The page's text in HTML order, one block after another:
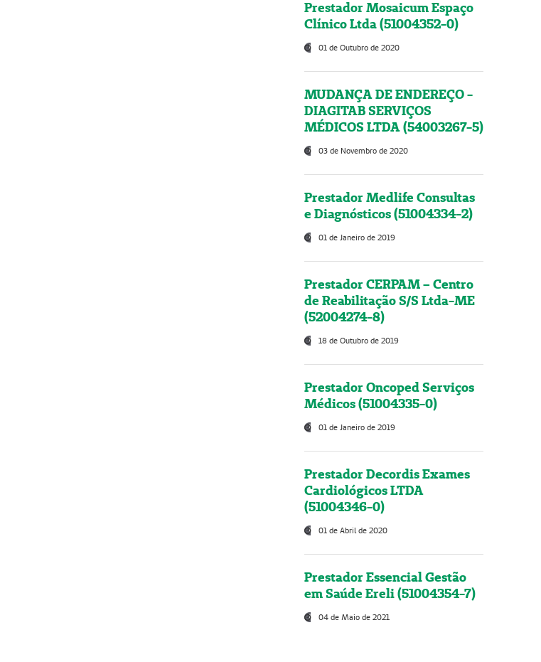
Prestador Mosaicum Espaço
Clínico Ltda (51004352-0)
01 de Outubro de 2020
MUDANÇA DE ENDEREÇO -
DIAGITAB SERVIÇOS
MÉDICOS LTDA (54003267-5)
03 de Novembro de 2020
Prestador Medlife Consultas
e Diagnósticos (51004334-2)
01 de Janeiro de 2019
Prestador CERPAM – Centro
de Reabilitação S/S Ltda-ME
(52004274-8)
18 de Outubro de 2019
Prestador Oncoped Serviços
Médicos (51004335-0)
01 de Janeiro de 2019
Prestador Decordis Exames
Cardiológicos LTDA
(51004346-0)
01 de Abril de 2020
Prestador Essencial Gestão
em Saúde Ereli (51004354-7)
04 de Maio de 2021